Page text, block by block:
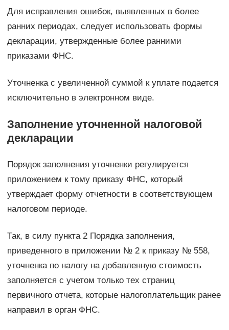
Для исправления ошибок, выявленных в более
ранних периодах, следует использовать формы
декларации, утвержденные более ранними
приказами ФНС.
Уточненка с увеличенной суммой к уплате подается
исключительно в электронном виде.
Заполнение уточненной налоговой
декларации
Порядок заполнения уточненки регулируется
приложением к тому приказу ФНС, который
утверждает форму отчетности в соответствующем
налоговом периоде.
Так, в силу пункта 2 Порядка заполнения,
приведенного в приложении № 2 к приказу № 558,
уточненка по налогу на добавленную стоимость
заполняется с учетом только тех страниц
первичного отчета, которые налогоплательщик ранее
направил в орган ФНС.